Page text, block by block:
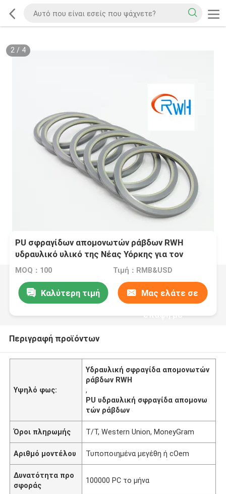
2/ 4
PU σφραγίδων απομονωτών ράβδων RWH
υδραυλικό υλικό της Νέας Υόρκης για τον
εκσκαφέα αντιολισθητικών αλυσίδων
MOQ：100 Τιμή：RMB&USD
Καλύτερη τιμή Μας ελάτε σε
επαφή με
Περιγραφή προϊόντων
Υψηλό φως:
Υδραυλική σφραγίδα απομονωτών
ράβδων RWH
,
PU υδραυλική σφραγίδα απομονω
τών ράβδων
Όροι πληρωμής T/T, Western Union, MoneyGram
Αριθμό μοντέλου Τυποποιημένα μεγέθη ή cOem
Δυνατότητα προ
σφοράς
100000 PC το μήνα